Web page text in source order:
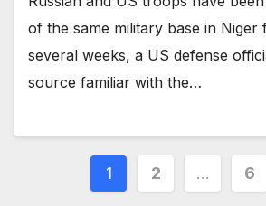
of the same military base in Niger
several weeks, a US defense
source familiar with the…
1 2 … 6